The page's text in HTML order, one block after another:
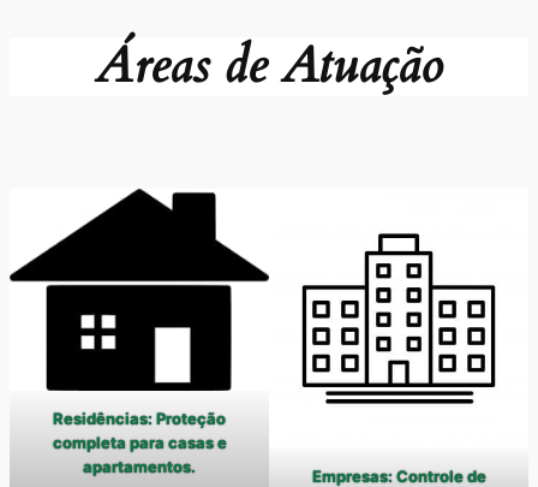
Áreas de Atuação
Residências: Proteção
completa para casas e
apartamentos.
Empresas: Controle de